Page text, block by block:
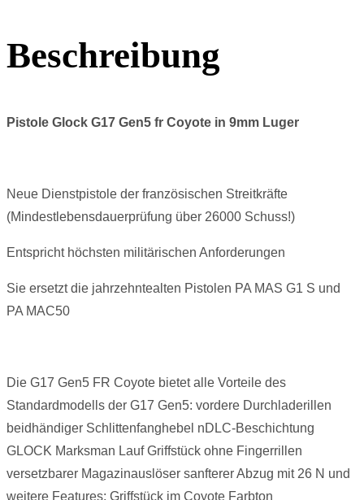
Beschreibung
Pistole Glock G17 Gen5 fr Coyote in 9mm Luger
Neue Dienstpistole der französischen Streitkräfte
(Mindestlebensdauerprüfung über 26000 Schuss!)
Entspricht höchsten militärischen Anforderungen
Sie ersetzt die jahrzehntealten Pistolen PA MAS G1 S und
PA MAC50
Die G17 Gen5 FR Coyote bietet alle Vorteile des
Standardmodells der G17 Gen5: vordere Durchladerillen
beidhändiger Schlittenfanghebel nDLC-Beschichtung
GLOCK Marksman Lauf Griffstück ohne Fingerrillen
versetzbarer Magazinauslöser sanfterer Abzug mit 26 N und
weitere Features: Griffstück im Coyote Farbton